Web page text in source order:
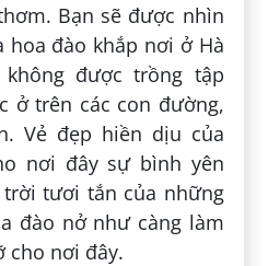
Bạn sẽ được nhìn
hoa đào khắp nơi ở Hà
được trồng tập
ở trên các con đường,
Vẻ đẹp hiền dịu của
nơi đây sự bình yên
tươi tắn của những
đào nở như càng làm
cho nơi đây.